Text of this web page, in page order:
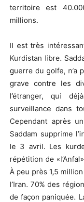
territoire est
millions.
Il est très
Kurdistan libre.
guerre du golfe, n’a
grave contre les
l’étranger, qui
surveillance dans
Cependant après
Saddam supprime
le 3 avril. Les
répétition de
À peu près 1,5
l’Iran. 70% des
de façon paniquée.